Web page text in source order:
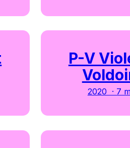
P-V
2020 · 7